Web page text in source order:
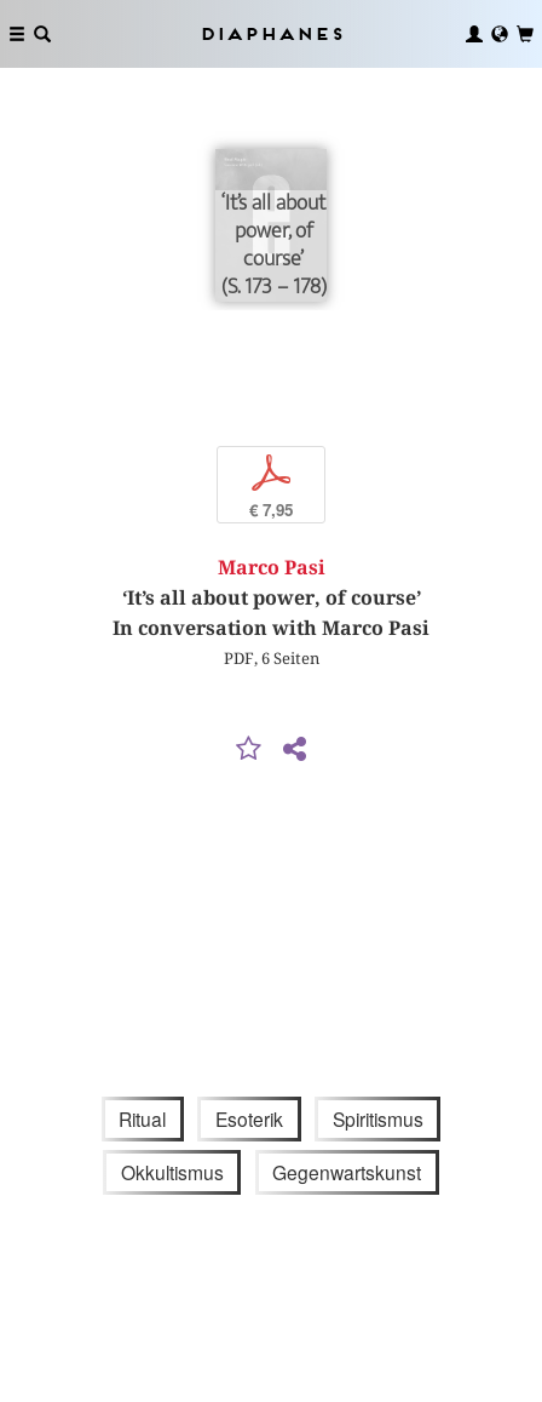
Diaphanes
‘It’s all about
power, of
course’
(S. 173 – 178)
p
€ 7,95
Marco Pasi
‘It’s all about power, of course’
In conversation with Marco Pasi
PDF, 6 Seiten
Ritual Esoterik Spiritismus
Okkultismus Gegenwartskunst